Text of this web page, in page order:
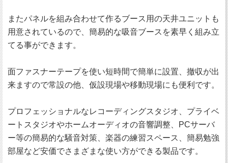
またパネルを組み合わせて作るブース用の天井ユニットも
用意されているので、簡易的な吸音ブースを素早く組み立
てる事ができます。
面ファスナーテープを使い短時間で簡単に設置、撤収が出
来ますので常設の他、仮設現場や移動現場にも便利です。
プロフェッショナルなレコーディングスタジオ、プライベ
ートスタジオやホームオーディオの音響調整、PCサーバ
ー等の簡易的な騒音対策、楽器の練習スペース、簡易勉強
部屋など安価でさまざまな使い方ができる製品です。